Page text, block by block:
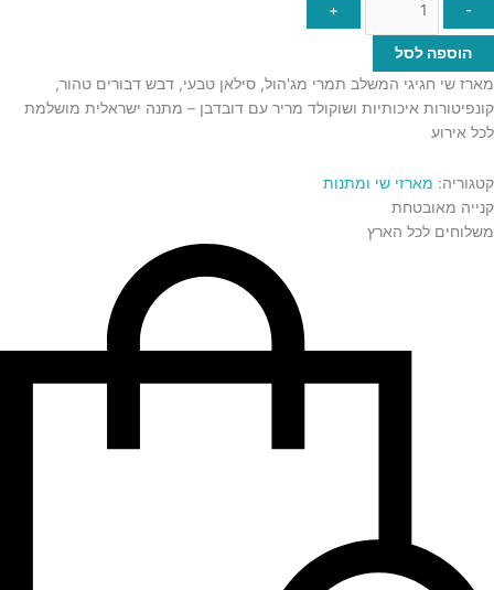
-
+
הוספה לסל
מארז שי חגיגי המשלב תמרי מג'הול, סילאן טבעי, דבש דבורים טהור,
קונפיטורות איכותיות ושוקולד מריר עם דובדבן – מתנה ישראלית מושלמת
לכל אירוע
קטגוריה: מארזי שי ומתנות
קנייה מאובטחת
משלוחים לכל הארץ